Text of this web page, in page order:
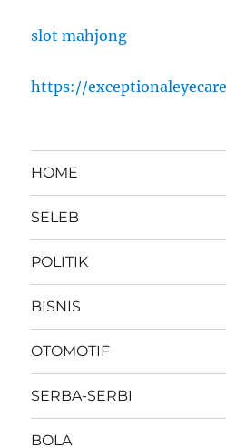
slot mahjong
https://
HOME
SELEB
POLITIK
BISNIS
OTOMOTIF
SERBA-SERBI
BOLA